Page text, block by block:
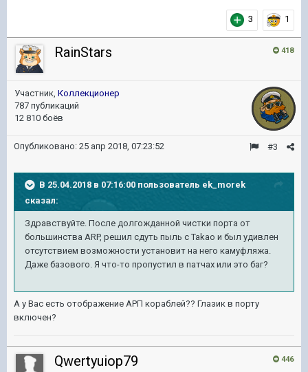
3 1
418
RainStars
Участник, Коллекционер
787 публикаций
12 810 боёв
#3
Опубликовано: 25 апр 2018, 07:23:52
В 25.04.2018 в 07:16:00 пользователь ek_morek
сказал:
Здравствуйте. После долгожданной чистки порта от
большинства ARP, решил сдуть пыль с Takao и был удивлен
отсутствием возможности установит на него камуфляжа.
Даже базового. Я что-то пропустил в патчах или это баг?
А у Вас есть отображение АРП кораблей?? Глазик в порту
включен?
446
Qwertyuiop79